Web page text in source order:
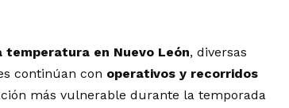
en Nuevo León, diversas
continúan con operativos y recorridos
más vulnerable durante la temporada